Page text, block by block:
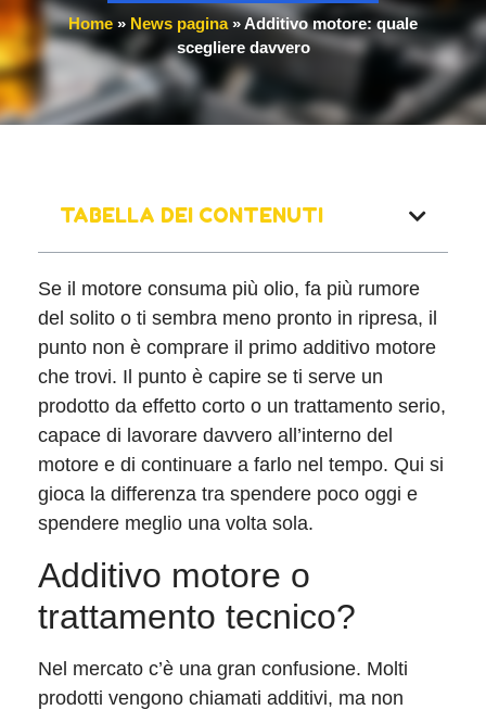
Home » News pagina»Additivo motore: quale
scegliere davvero
TABELLA DEI CONTENUTI
Se il motore consuma più olio, fa più rumore
del solito o ti sembra meno pronto in ripresa, il
punto non è comprare il primo additivo motore
che trovi. Il punto è capire se ti serve un
prodotto da effetto corto o un trattamento serio,
capace di lavorare davvero all’interno del
motore e di continuare a farlo nel tempo. Qui si
gioca la differenza tra spendere poco oggi e
spendere meglio una volta sola.
Additivo motore o
trattamento tecnico?
Nel mercato c’è una gran confusione. Molti
prodotti vengono chiamati additivi, ma non